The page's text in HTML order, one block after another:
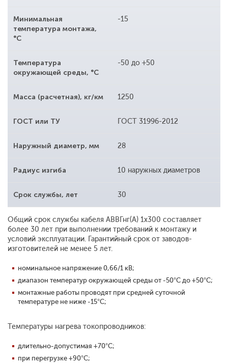
Минимальная
температура монтажа,
°С
-15
Температура
окружающей среды, °С
-50 до +50
Масса (расчетная), кг/км 1250
ГОСТ или ТУ ГОСТ 31996-2012
Наружный диаметр, мм 28
Радиус изгиба 10 наружных диаметров
Срок службы, лет 30
Общий срок службы кабеля АВВГнг(А) 1x300 составляет
более 30 лет при выполнении требований к монтажу и
условий эксплуатации. Гарантийный срок от заводов-
изготовителей не менее 5 лет.
номинальное напряжение 0,66/1 кВ;
диапазон температур окружающей среды от -50°С до +50°С;
монтажные работы проводят при средней суточной
температуре не ниже -15°С;
Температуры нагрева токопроводников:
длительно-допустимая +70°С;
при перегрузке +90°С;